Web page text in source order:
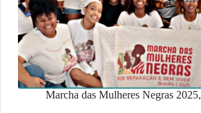
Marcha das Mulheres Negras 2025,